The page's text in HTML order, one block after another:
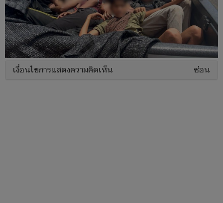
เงื่อนไขการแสดงความคิดเห็น ซ่อน